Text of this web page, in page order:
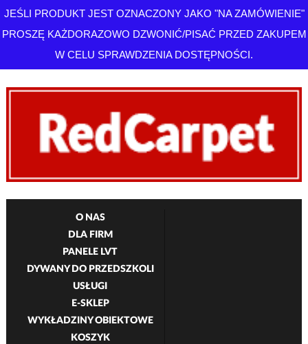
JEŚLI PRODUKT JEST OZNACZONY JAKO "NA ZAMÓWIENIE"
PROSZĘ KAŻDORAZOWO DZWONIĆ/PISAĆ PRZED ZAKUPEM
W CELU SPRAWDZENIA DOSTĘPNOŚCI.
O NAS
DLA FIRM
PANELE LVT
DYWANY DO PRZEDSZKOLI
USŁUGI
E-SKLEP
WYKŁADZINY OBIEKTOWE
KOSZYK